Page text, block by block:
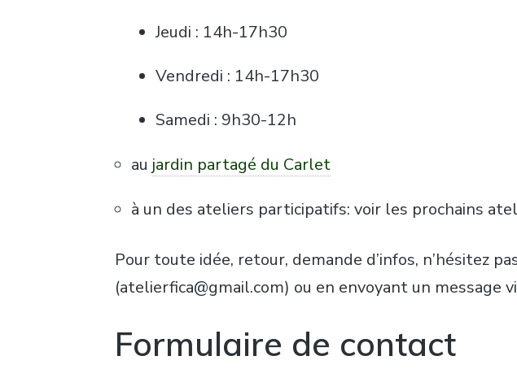
Jeudi : 14h-17h30
Vendredi : 14h-17h30
Samedi : 9h30-12h
au jardin partagé du Carlet
à un des ateliers participatifs: voir les prochains
Pour toute idée, retour, demande d’infos, n’hésitez
(atelierfica@gmail.com) ou en envoyant un message
Formulaire de contact